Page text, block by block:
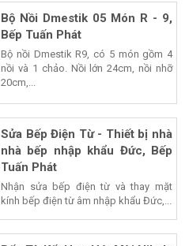
Bộ Nồi Dmestik 05 Món R - 9,
Bếp Tuấn Phát
Bộ nồi Dmestik R9, có 5 món gồm 4
nồi và 1 chảo. Nồi lớn 24cm, nồi nhỡ
20cm,...
Sửa Bếp Điện Từ - Thiết bị nhà
nhà bếp nhập khẩu Đức, Bếp
Tuấn Phát
Nhận sửa bếp điện từ và thay mặt
kính bếp điện từ âm nhập khẩu Đức,...